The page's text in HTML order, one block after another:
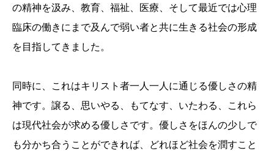
の精神を汲み、教育、福祉、医療、そして最近では心理
臨床の働きにまで及んで弱い者と共に生きる社会の形成
を目指してきました。
同時に、これはキリスト者一人一人に通じる優しさの精
神です。譲る、思いやる、もてなす、いたわる、これら
は現代社会が求める優しさです。優しさをほんの少しで
も分かち合うことができれば、どれほど社会を潤すこと